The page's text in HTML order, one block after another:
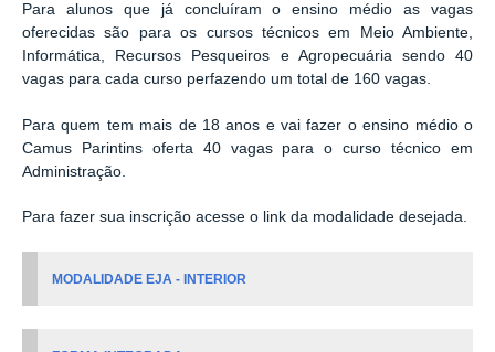
Para alunos que já concluíram o ensino médio as vagas
oferecidas são para os cursos técnicos em Meio Ambiente,
Informática, Recursos Pesqueiros e Agropecuária sendo 40
vagas para cada curso perfazendo um total de 160 vagas.
Para quem tem mais de 18 anos e vai fazer o ensino médio o
Camus Parintins oferta 40 vagas para o curso técnico em
Administração.
Para fazer sua inscrição acesse o link da modalidade desejada.
MODALIDADE EJA - INTERIOR